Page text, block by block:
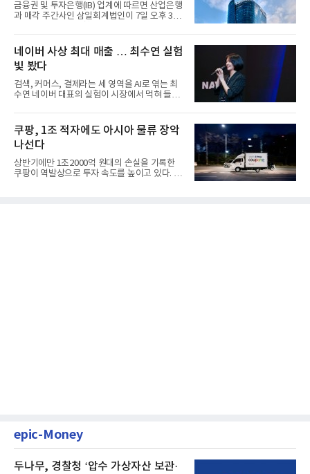
금융권 및 투자은행(IB) 업계에 따르면 산업은행
과 매각 주간사인 삼일회계법인이 7일 오후 3시
네이버 사상 최대 매출 … 최수연 실험
빛 봤다
검색, 커머스, 결제라는 세 영역을 AI로 엮는 최
수연 네이버 대표의 실험이 시장에서 먹혀 들어
쿠팡, 1조 적자에도 아시아 물류 장악
나선다
상반기에만 1조2000억 원대의 손실을 기록한
쿠팡이 역발상으로 투자 속도를 높이고 있다. 이
epic-Money
두나무, 경찰청 ‘압수 가상자산 보관·